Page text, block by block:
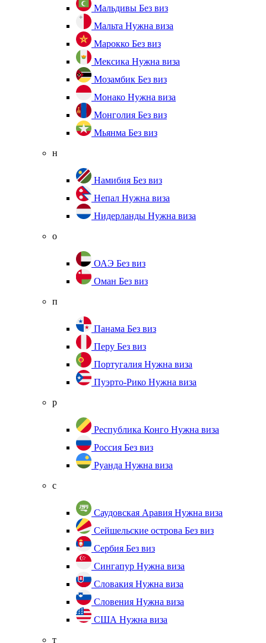
Мальдивы Без виз
Мальта Нужна виза
Марокко Без виз
Мексика Нужна виза
Мозамбик Без виз
Монако Нужна виза
Монголия Без виз
Мьянма Без виз
н
Намибия Без виз
Непал Нужна виза
Нидерланды Нужна виза
о
ОАЭ Без виз
Оман Без виз
п
Панама Без виз
Перу Без виз
Португалия Нужна виза
Пуэрто-Рико Нужна виза
р
Республика Конго Нужна виза
Россия Без виз
Руанда Нужна виза
с
Саудовская Аравия Нужна виза
Сейшельские острова Без виз
Сербия Без виз
Сингапур Нужна виза
Словакия Нужна виза
Словения Нужна виза
США Нужна виза
т